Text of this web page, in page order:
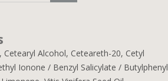
Cetearyl Alcohol, Ceteareth-20, Cetyl
Ionone / Benzyl Salicylate / Butylphenyl